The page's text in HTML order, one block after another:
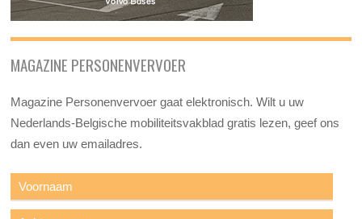
MAGAZINE PERSONENVERVOER
Magazine Personenvervoer gaat elektronisch. Wilt u uw
Nederlands-Belgische mobiliteitsvakblad gratis lezen, geef ons
dan even uw emailadres.